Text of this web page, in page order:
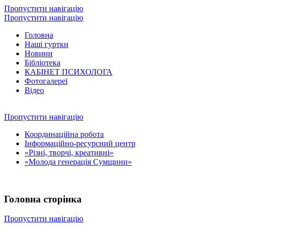
Пропустити навігацію
Пропустити навігацію
Головна
Наші гуртки
Новини
Бібліотека
КАБІНЕТ ПСИХОЛОГА
Фотогалереї
Відео
Пропустити навігацію
Координаційна робота
Інформаційно-ресурсний центр
«Різні, творчі, креативні»
«Молода генерація Сумщини»
Головна сторінка
Пропустити навігацію